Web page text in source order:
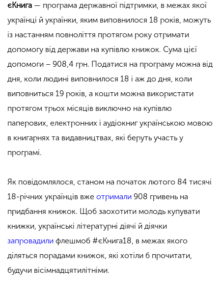
єКнига — програма державної підтримки, в межах якої
українці й українки, яким виповнилося 18 років, можуть
із настанням повноліття протягом року отримати
допомогу від держави на купівлю книжок. Сума цієї
допомоги – 908,4 грн. Податися на програму можна від
дня, коли людині виповнилося 18 і аж до дня, коли
виповниться 19 років, а кошти можна використати
протягом трьох місяців виключно на купівлю
паперових, електронних і аудіокниг українською мовою
в книгарнях та видавництвах, які беруть участь у
програмі.
Як повідомлялося, станом на початок лютого 84 тисячі
18-річних українців вже отримали 908 гривень на
придбання книжок. Щоб заохотити молодь купувати
книжки, українські літературні діячі й діячки
запровадили флешмоб #єКнига18, в межах якого
діляться порадами книжок, які хотіли б прочитати,
будучи вісімнадцятилітніми.